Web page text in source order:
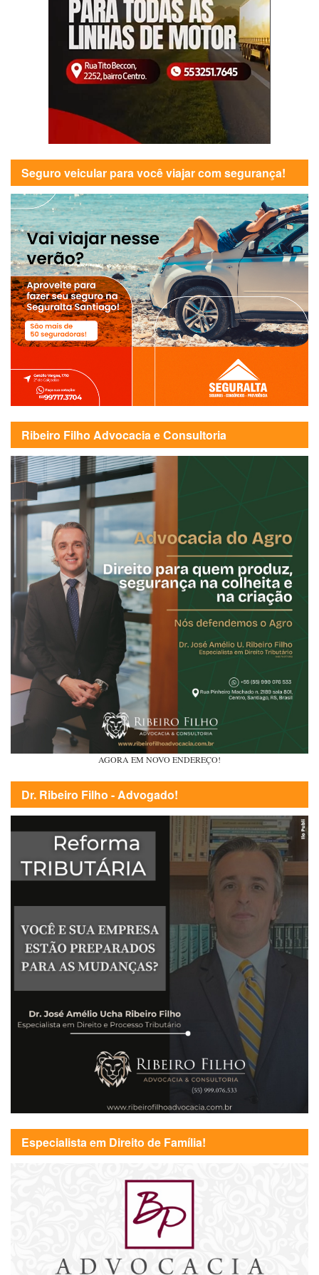
Seguro veicular para você viajar com segurança!
Ribeiro Filho Advocacia e Consultoria
AGORA EM NOVO ENDEREÇO!
Dr. Ribeiro Filho - Advogado!
Especialista em Direito de Família!